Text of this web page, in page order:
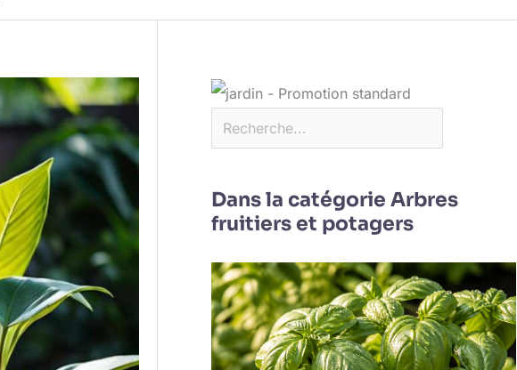
Dans la catégorie Arbres
fruitiers et potagers